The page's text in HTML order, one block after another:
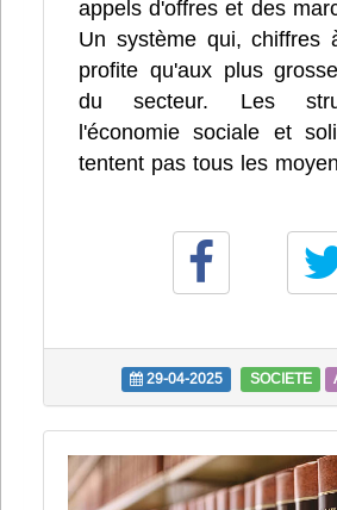
appels d'offres et des
Un système qui, chiffres
profite qu'aux plus
du secteur. Les
l'économie sociale et
tentent pas tous les
29-04-2025 SOCIETE